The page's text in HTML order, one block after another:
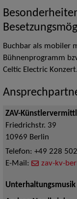
Buchbar als mobiler
Bühnenprogramm
Celtic Electric Konzert.
ZAV-
Friedrichstr. 39
10969 Berlin
Telefon: +49 228
E-Mail:
zav-kv-
Unterhaltungsmusik